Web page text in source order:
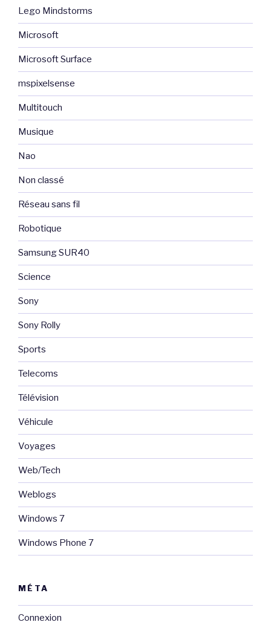
Lego Mindstorms
Microsoft
Microsoft Surface
mspixelsense
Multitouch
Musique
Nao
Non classé
Réseau sans fil
Robotique
Samsung SUR40
Science
Sony
Sony Rolly
Sports
Telecoms
Télévision
Véhicule
Voyages
Web/Tech
Weblogs
Windows 7
Windows Phone 7
MÉTA
Connexion